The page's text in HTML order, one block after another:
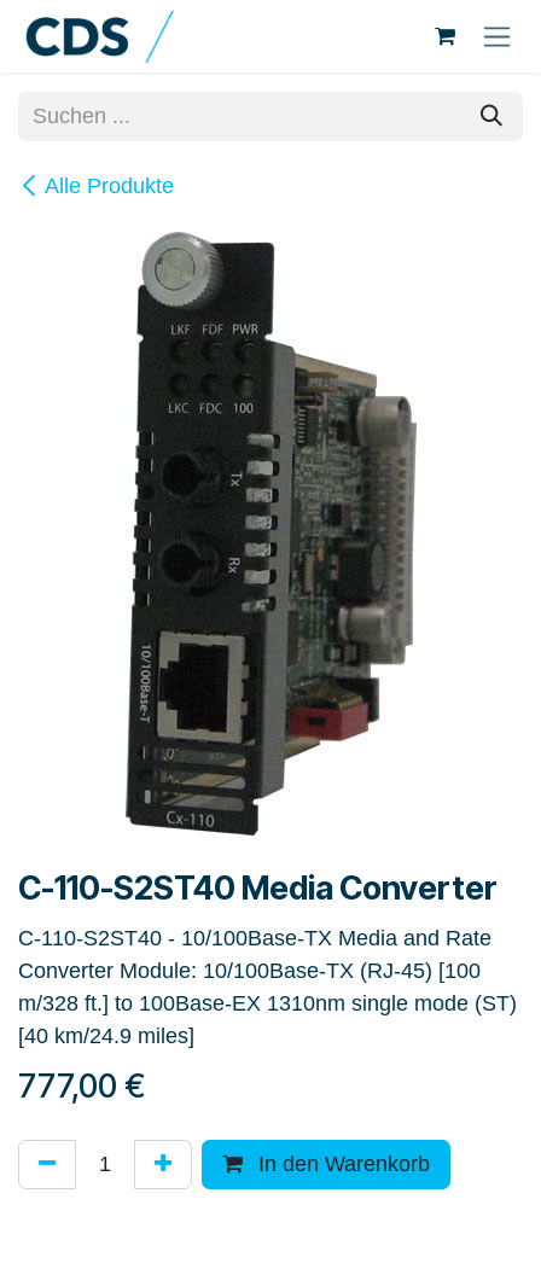
Zum Inhalt springen
Alle Produkte
C-110-S2ST40 Media Converter
C-110-S2ST40 - 10/100Base-TX Media and Rate
Converter Module: 10/100Base-TX (RJ-45) [100
m/328 ft.] to 100Base-EX 1310nm single mode (ST)
[40 km/24.9 miles]
777,00 €
In den Warenkorb